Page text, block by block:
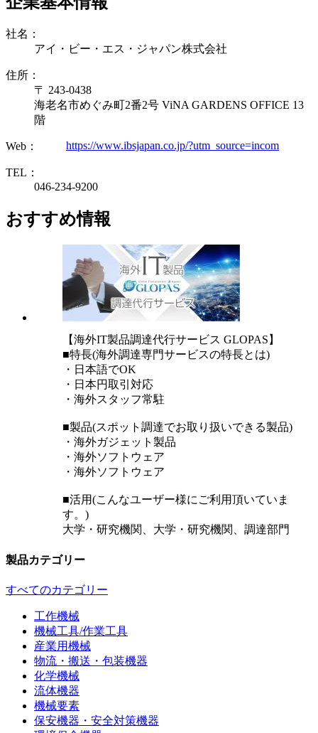
社名：
アイ・ビー・エス・ジャパン株式会社
住所：
〒 243-0438
海老名市めぐみ町2番2号 ViNA GARDENS OFFICE 13
階
Web： https://www.ibsjapan.co.jp/?utm_source=incom
TEL：
046-234-9200
おすすめ情報
【海外IT製品調達代行サービス GLOPAS】
■特長(海外調達専門サービスの特長とは)
・日本語でOK
・日本円取引対応
・海外スタッフ常駐
■製品(スポット調達でお取り扱いできる製品)
・海外ガジェット製品
・海外ソフトウェア
・海外ソフトウェア
■活用(こんなユーザー様にご利用頂いていま
す。)
大学・研究機関、大学・研究機関、調達部門
製品カテゴリー
すべてのカテゴリー
工作機械
機械工具/作業工具
産業用機械
物流・搬送・包装機器
化学機械
流体機器
機械要素
保安機器・安全対策機器